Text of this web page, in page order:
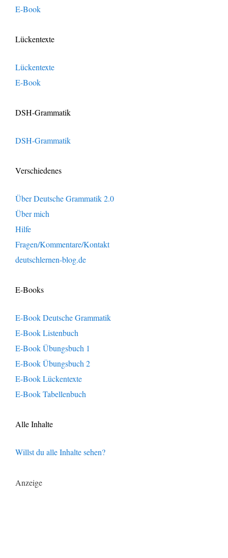
E-Book
Lückentexte
Lückentexte
E-Book
DSH-Grammatik
DSH-Grammatik
Verschiedenes
Über Deutsche Grammatik 2.0
Über mich
Hilfe
Fragen/Kommentare/Kontakt
deutschlernen-blog.de
E-Books
E-Book Deutsche Grammatik
E-Book Listenbuch
E-Book Übungsbuch 1
E-Book Übungsbuch 2
E-Book Lückentexte
E-Book Tabellenbuch
Alle Inhalte
Willst du alle Inhalte sehen?
Anzeige